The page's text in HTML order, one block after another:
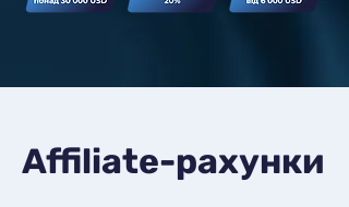
Affiliate-рахунки